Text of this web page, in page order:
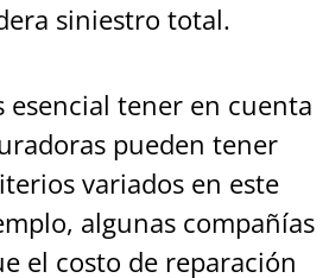
siniestro total.
esencial tener en cuenta
pueden tener
variados en este
algunas compañías
el costo de reparación